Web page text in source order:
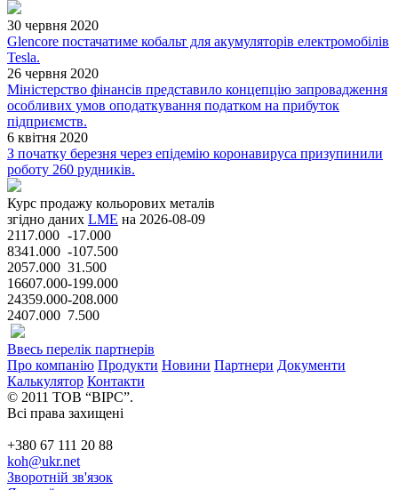
30 червня 2020
Glencore постачатиме кобальт для акумуляторів електромобілів
Tesla.
26 червня 2020
Міністерство фінансів представило концепцію запровадження
особливих умов оподаткування податком на прибуток
підприємств.
6 квітня 2020
З початку березня через епідемію коронавируса призупинили
роботу 260 рудників.
Курс продажу кольорових металів
згідно даних LME на 2026-08-09
2117.000 -17.000
8341.000 -107.500
2057.000 31.500
16607.000-199.000
24359.000-208.000
2407.000 7.500
Ввесь перелік партнерів
Про компанію Продукти Новини Партнери Документи
Калькулятор Контакти
© 2011 ТОВ “ВІРС”.
Всі права захищені
+380 67 111 20 88
koh@ukr.net
Зворотній зв'язок